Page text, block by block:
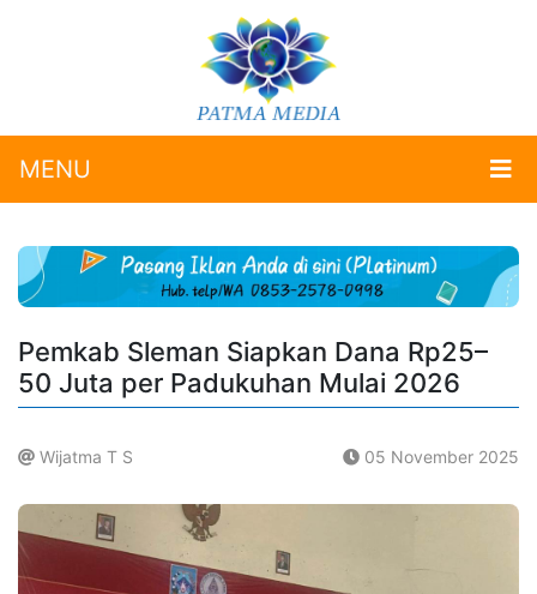
MENU
Pemkab Sleman Siapkan Dana Rp25–
50 Juta per Padukuhan Mulai 2026
Wijatma T S 05 November 2025